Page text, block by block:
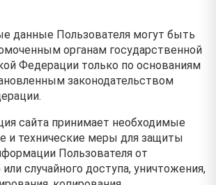
данные Пользователя могут быть
органам государственной
Федерации только по основаниям
законодательством
сайта принимает необходимые
и технические меры для защиты
Пользователя от
случайного доступа, уничтожения,